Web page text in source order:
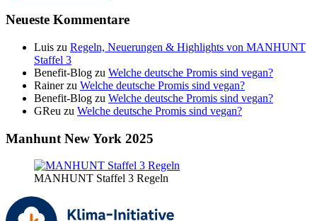
Neueste Kommentare
Luis zu Regeln, Neuerungen & Highlights von MANHUNT
Staffel 3
Benefit-Blog zu Welche deutsche Promis sind vegan?
Rainerzu Welche deutsche Promis sind vegan?
Benefit-Blog zu Welche deutsche Promis sind vegan?
GReu zu Welche deutsche Promis sind vegan?
Manhunt New York 2025
MANHUNT Staffel 3 Regeln